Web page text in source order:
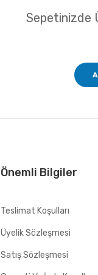
Sepetinizde
Önemli Bilgiler
Teslimat Koşulları
Üyelik Sözleşmesi
Satış Sözleşmesi